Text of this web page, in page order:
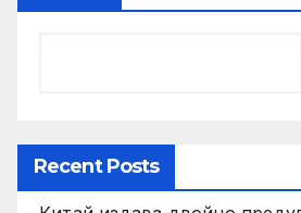
Recent Posts